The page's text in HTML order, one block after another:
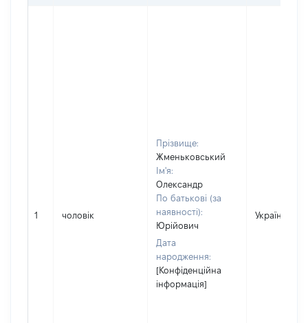
1 чоловік
Прізвище:
Жменьковський
Ім'я:
Олександр
По батькові (за
наявності):
Юрійович
Дата
народження:
[Конфіденційна
інформація]
Україна